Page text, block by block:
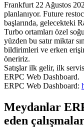
Frankfurt 22 Ağustos
planlanıyor. Future
başlarında, gelecekteki
Turbo ortamları özel
yüzden bu satır miktar
bildirimleri ve erken
öneririz.
Satışlar ilk gelir, ilk
ERPC Web Dashboard.
ERPC Web Dashboard:
Meydanlar
eden